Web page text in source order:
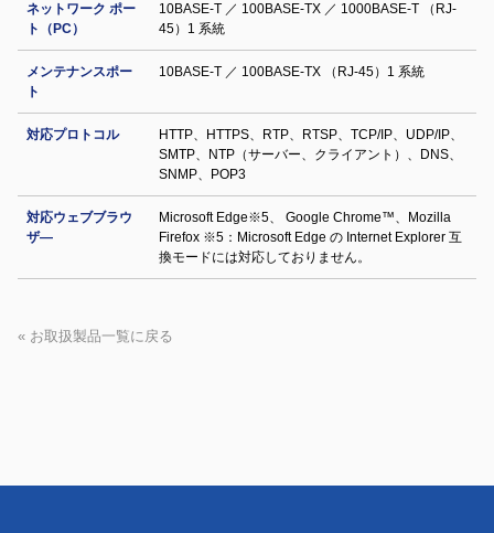
ネットワーク ポー
ト（PC）
10BASE-T ／ 100BASE-TX ／ 1000BASE-T （RJ-
45）1 系統
メンテナンスポー
ト
10BASE-T ／ 100BASE-TX （RJ-45）1 系統
対応プロトコル
HTTP、HTTPS、RTP、RTSP、TCP/IP、UDP/IP、
SMTP、NTP（サーバー、クライアント）、DNS、
SNMP、POP3
対応ウェブブラウ
ザ―
Microsoft Edge※5、 Google Chrome™、Mozilla
Firefox ※5：Microsoft Edge の Internet Explorer 互
換モードには対応しておりません。
« お取扱製品一覧に戻る